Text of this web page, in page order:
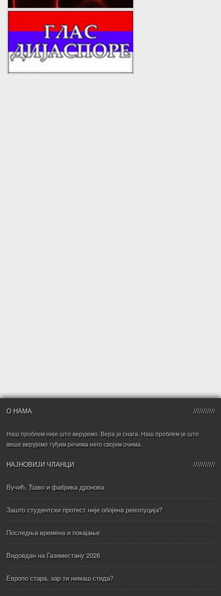
О НАМА
Наш проблем није што верујемо. Вера је снага. Наш проблем је што
више верујемо туђим речима него својим очима.
НАЈНОВИЈИ ЧЛАНЦИ
Вучић, Ђаво и фабрика дронова
Зашто студентски протест није обојена револуција?
Последња времена и покајање
Видовдан на Газиместану 2026
Европо стара, зар ти немаш стида?